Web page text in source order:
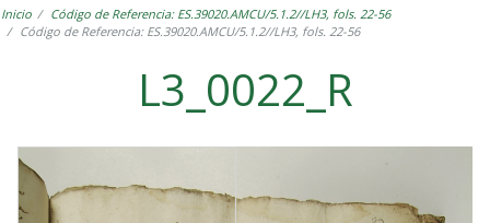
Inicio
Código de Referencia: ES.39020.AMCU/5.1.2//LH3, fols. 22-56
Código de Referencia: ES.39020.AMCU/5.1.2//LH3, fols. 22-56
L3_0022_R